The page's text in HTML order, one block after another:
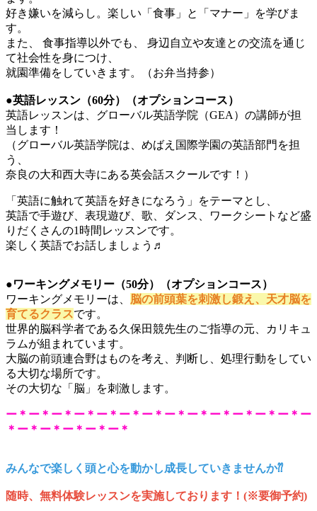
好き嫌いを減らし。楽しい「食事」と「マナー」を学びま
す。
また、 食事指導以外でも、 身辺自立や友達との交流を通じ
て社会性を身につけ、
就園準備をしていきます。（お弁当持参）
●英語レッスン（60分）（オプションコース）
英語レッスンは、グローバル英語学院（GEA）の講師が担
当します！
（グローバル英語学院は、めばえ国際学園の英語部門を担
う、
奈良の大和西大寺にある英会話スクールです！）
「英語に触れて英語を好きになろう」をテーマとし、
英語で手遊び、表現遊び、歌、ダンス、ワークシートなど盛
りだくさんの1時間レッスンです。
楽しく英語でお話しましょう♬
●ワーキングメモリー（50分）（オプションコース）
ワーキングメモリーは、 脳の前頭葉を刺激し鍛え、 天才脳を
育てるクラスです。
世界的脳科学者である久保田競先生のご指導の元、カリキュ
ラムが組まれています。
大脳の前頭連合野はものを考え、判断し、処理行動をしてい
る大切な場所です。
その大切な「脳」を刺激します。
ー＊ー＊ー＊ー＊ー＊ー＊ー＊ー＊ー＊ー＊ー＊ー＊ー＊ー
＊ー＊ー＊ー＊ー＊ー＊
みんなで楽しく頭と心を動かし成長していきませんか⁇
随時、無料体験レッスンを実施しております！ (※要御予約)